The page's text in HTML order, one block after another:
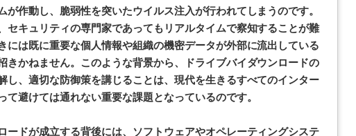
が作動し、脆弱性を突いたウイルス注入が行われてしまうのです。
セキュリティの専門家であってもリアルタイムで察知することが難
には既に重要な個人情報や組織の機密データが外部に流出している
きかねません。このような背景から、ドライブバイダウンロードの
し、適切な防御策を講じることは、現代を生きるすべてのインター
て避けては通れない重要な課題となっているのです。
ードが成立する背後には、ソフトウェアやオペレーティングシステ